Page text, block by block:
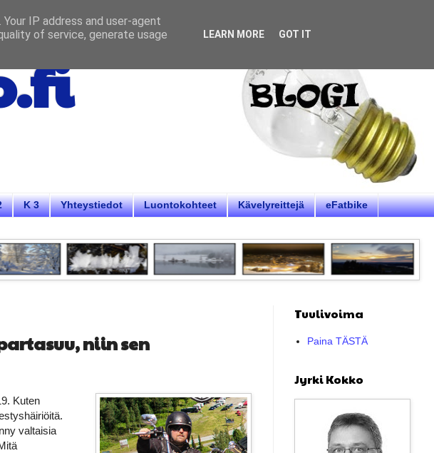
K 3 Yhteystiedot Luontokohteet Kävelyreittejä eFatbike
niin sen
Kuten
valtaisia
Tuulivoima
Paina TÄSTÄ
Jyrki Kokko
IP address and user-agent
of service, generate usage
LEARN MORE GOT IT